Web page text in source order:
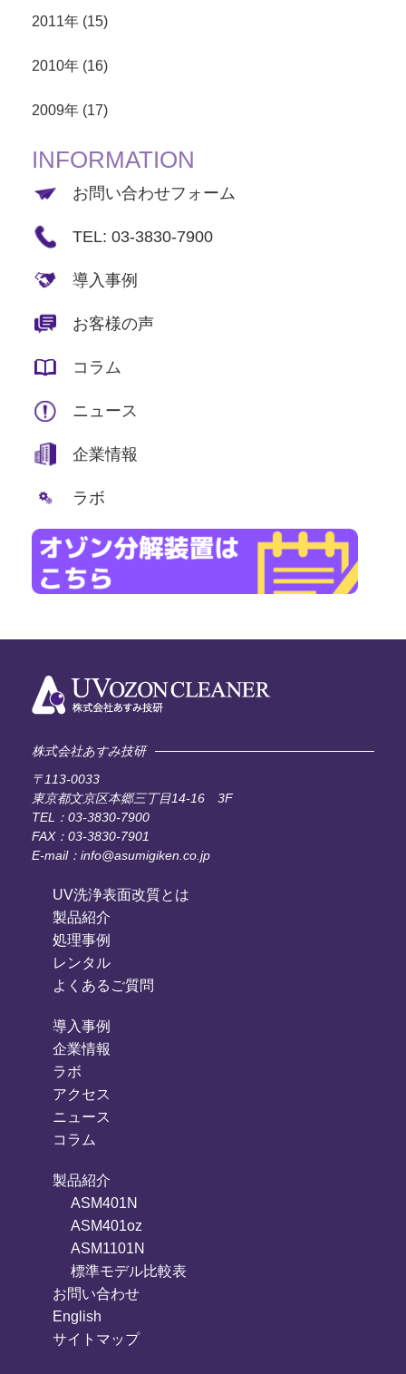
2011年 (15)
2010年 (16)
2009年 (17)
INFORMATION
お問い合わせフォーム
TEL: 03-3830-7900
導入事例
お客様の声
コラム
ニュース
企業情報
ラボ
株式会社あすみ技研
〒113-0033
東京都文京区本郷三丁目14-16 3F
TEL：03-3830-7900
FAX：03-3830-7901
E-mail：info@asumigiken.co.jp
UV洗浄表面改質とは
製品紹介
処理事例
レンタル
よくあるご質問
導入事例
企業情報
ラボ
アクセス
ニュース
コラム
製品紹介
ASM401N
ASM401oz
ASM1101N
標準モデル比較表
お問い合わせ
English
サイトマップ